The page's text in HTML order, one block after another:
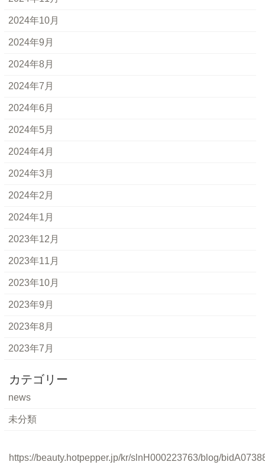
2024年10月
2024年9月
2024年8月
2024年7月
2024年6月
2024年5月
2024年4月
2024年3月
2024年2月
2024年1月
2023年12月
2023年11月
2023年10月
2023年9月
2023年8月
2023年7月
カテゴリー
news
未分類
https://beauty.hotpepper.jp/kr/slnH000223763/blog/